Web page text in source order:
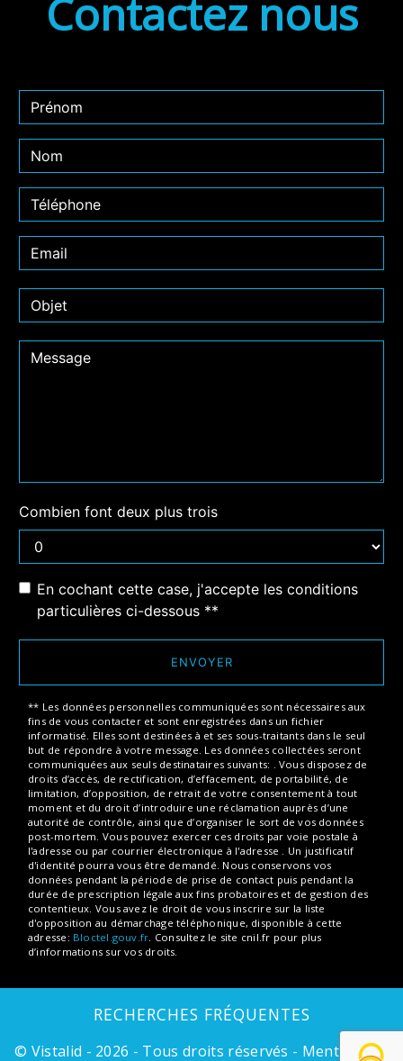
Contactez nous
Combien font deux plus trois
En cochant cette case, j'accepte les conditions
particulières ci-dessous **
ENVOYER
** Les données personnelles communiquées sont nécessaires aux
fins de vous contacter et sont enregistrées dans un fichier
informatisé. Elles sont destinées à et ses sous-traitants dans le seul
but de répondre à votre message. Les données collectées seront
communiquées aux seuls destinataires suivants: . Vous disposez de
droits d’accès, de rectification, d’effacement, de portabilité, de
limitation, d’opposition, de retrait de votre consentement à tout
moment et du droit d’introduire une réclamation auprès d’une
autorité de contrôle, ainsi que d’organiser le sort de vos données
post-mortem. Vous pouvez exercer ces droits par voie postale à
l'adresse ou par courrier électronique à l'adresse . Un justificatif
d'identité pourra vous être demandé. Nous conservons vos
données pendant la période de prise de contact puis pendant la
durée de prescription légale aux fins probatoires et de gestion des
contentieux. Vous avez le droit de vous inscrire sur la liste
d'opposition au démarchage téléphonique, disponible à cette
adresse: Bloctel.gouv.fr . Consultez le site cnil.fr pour plus
d’informations sur vos droits.
RECHERCHES FRÉQUENTES
© Vistalid - 2026 - Tous droits réservés - Mentions